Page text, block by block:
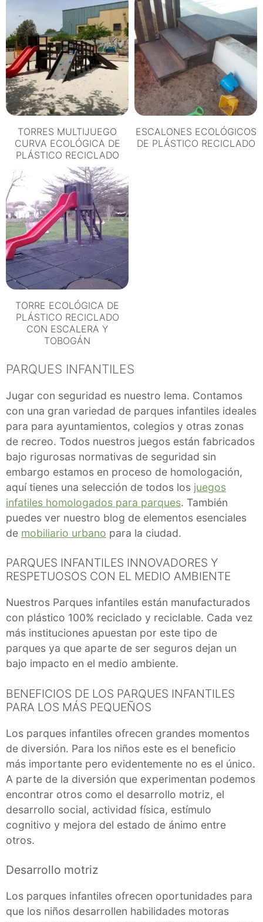
TORRES MULTIJUEGO
CURVA ECOLÓGICA DE
PLÁSTICO RECICLADO
ESCALONES ECOLÓGICOS
DE PLÁSTICO RECICLADO
TORRE ECOLÓGICA DE
PLÁSTICO RECICLADO
CON ESCALERA Y
TOBOGÁN
PARQUES INFANTILES
Jugar con seguridad es nuestro lema. Contamos
con una gran variedad de parques infantiles ideales
para para ayuntamientos, colegios y otras zonas
de recreo. Todos nuestros juegos están fabricados
bajo rigurosas normativas de seguridad sin
embargo estamos en proceso de homologación,
aquí tienes una selección de todos los juegos
infatiles homologados para parques. También
puedes ver nuestro blog de elementos esenciales
de mobiliario urbano para la ciudad.
PARQUES INFANTILES INNOVADORES Y
RESPETUOSOS CON EL MEDIO AMBIENTE
Nuestros Parques infantiles están manufacturados
con plástico 100% reciclado y reciclable. Cada vez
más instituciones apuestan por este tipo de
parques ya que aparte de ser seguros dejan un
bajo impacto en el medio ambiente.
BENEFICIOS DE LOS PARQUES INFANTILES
PARA LOS MÁS PEQUEÑOS
Los parques infantiles ofrecen grandes momentos
de diversión. Para los niños este es el beneficio
más importante pero evidentemente no es el único.
A parte de la diversión que experimentan podemos
encontrar otros como el desarrollo motriz, el
desarrollo social, actividad física, estímulo
cognitivo y mejora del estado de ánimo entre
otros.
Desarrollo motriz
Los parques infantiles ofrecen oportunidades para
que los niños desarrollen habilidades motoras